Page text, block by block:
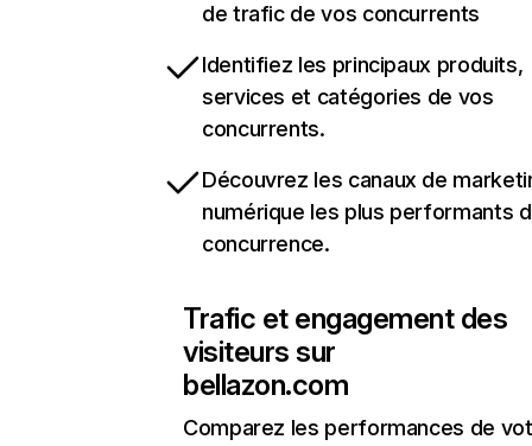
de trafic de vos concurrents
Identifiez les principaux produits,
services et catégories de vos
concurrents.
Découvrez les canaux de
numérique les plus performants
concurrence.
Trafic et engagement des
visiteurs sur
bellazon.com
Comparez les performances de